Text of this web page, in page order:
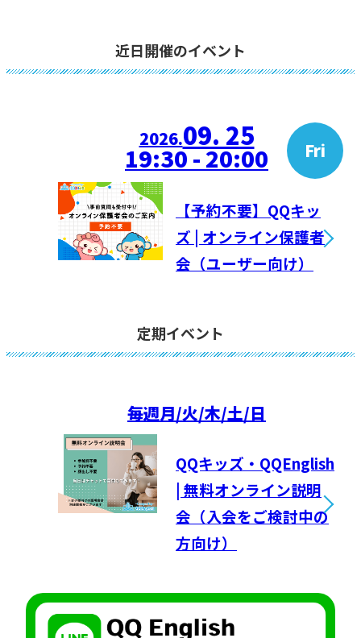
近日開催のイベント
2026.09. 25 Fri
19:30 - 20:00
【予約不要】QQキッ
ズ | オンライン保護者
会（ユーザー向け）
定期イベント
毎週月/火/木/土/日
QQキッズ・QQEnglish
| 無料オンライン説明
会（入会をご検討中の
方向け）